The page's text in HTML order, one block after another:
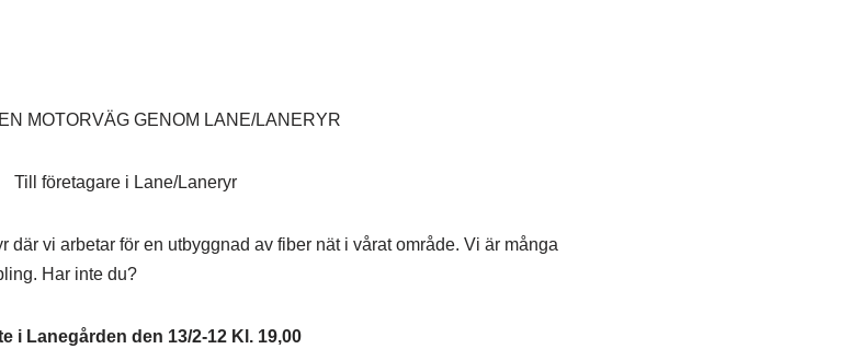
MOTORVÄG GENOM LANE/LANERYR
Till företagare i Lane/Laneryr
där vi arbetar för en utbyggnad av fiber nät i vårat område. Vi är många
Har inte du?
i Lanegården den 13/2-12 Kl. 19,00